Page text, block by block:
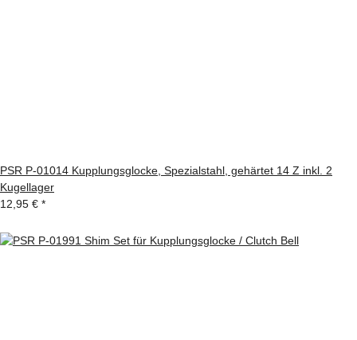
PSR P-01014 Kupplungsglocke, Spezialstahl, gehärtet 14 Z inkl. 2
Kugellager
12,95 € *